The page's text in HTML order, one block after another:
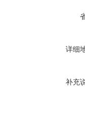
详细
补充